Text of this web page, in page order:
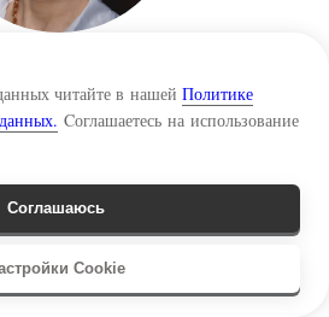
Жарова
Эксперт
исследовательского
«Высшая школа экономики»
при Правительстве
читайте в нашей Политике
Cоглашаетесь на использование
Соглашаюсь
Cookie